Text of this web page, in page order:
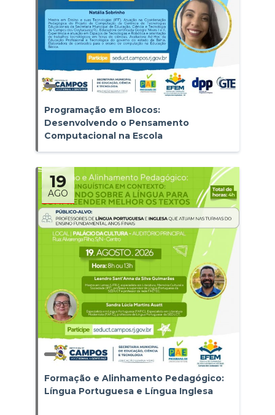
Programação em Blocos:
Desenvolvendo o Pensamento
Computacional na Escola
19
AGO
Formação e Alinhamento Pedagógico:
Língua Portuguesa e Língua Inglesa